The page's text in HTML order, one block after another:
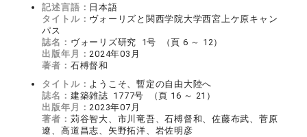
記述言語： 日本語
タイトル： ヴォーリズと関西学院大学西宮上ケ原キャン
パス
誌名： ヴォーリズ研究 1号 （頁 6 ～ 12）
出版年月：2024年03月
著者： 石榑督和
タイトル： ようこそ、暫定の自由大陸へ
誌名： 建築雑誌 1777号 （頁 16 ～ 21）
出版年月：2023年07月
著者： 苅谷智大、市川竜吾、石榑督和、佐藤布武、菅原
遼、高道昌志、矢野拓洋、岩佐明彦